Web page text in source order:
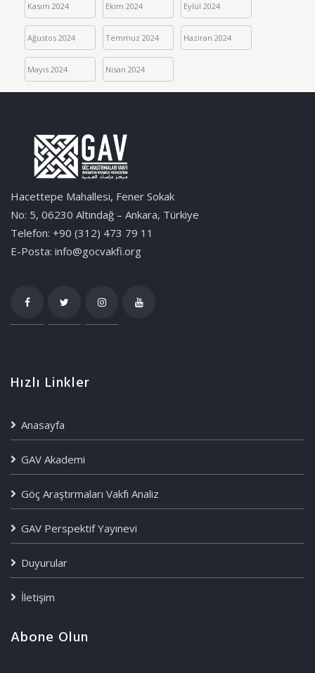
Kasım 2024 Ekim 2024 Eylül 2024
Ağustos 2024 Temmuz 2024 Haziran 2024
Mayıs 2024 Nisan 2024
Hacettepe Mahallesi, Fener Sokak
No: 5, 06230 Altındağ – Ankara, Türkiye
Telefon: +90 (312) 473 79 11
E-Posta: info@gocvakfi.org
Hızlı Linkler
Anasayfa
GAV Akademi
Göç Araştırmaları Vakfı Analiz
GAV Perspektif Yayınevi
Duyurular
İletişim
Abone Olun